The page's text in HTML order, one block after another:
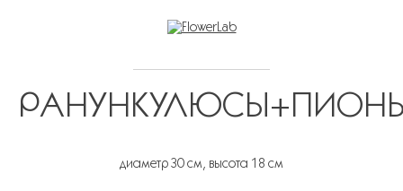
диаметр 30 см, высота 18 см